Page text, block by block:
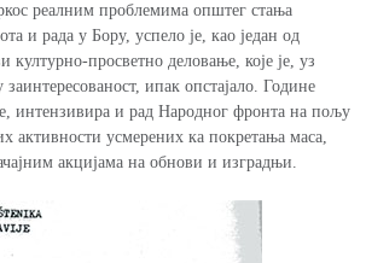
реалним проблемима општег стања
и рада у Бору, успело је, као један од
културно-просветно деловање, које је, уз
ипак опстајало. Године
интензивира и рад Народног фронта на пољу
активности усмерених ка покретања маса,
акцијама на обнови и изградњи.